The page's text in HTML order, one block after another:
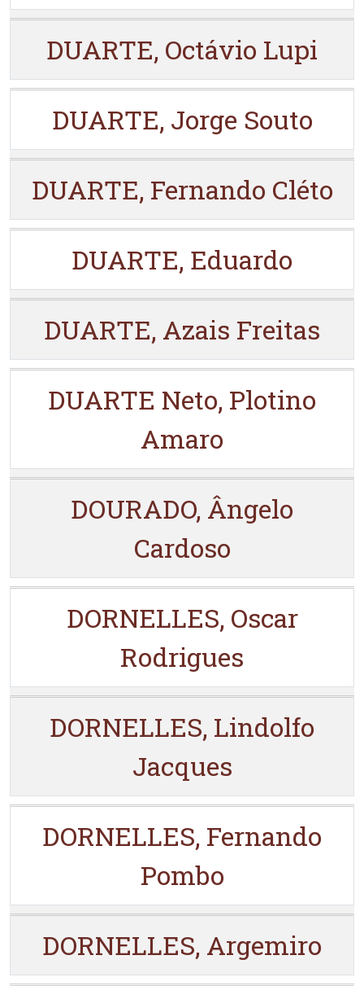
DUARTE, Octávio Lupi
DUARTE, Jorge Souto
DUARTE, Fernando Cléto
DUARTE, Eduardo
DUARTE, Azais Freitas
DUARTE Neto, Plotino
Amaro
DOURADO, Ângelo
Cardoso
DORNELLES, Oscar
Rodrigues
DORNELLES, Lindolfo
Jacques
DORNELLES, Fernando
Pombo
DORNELLES, Argemiro